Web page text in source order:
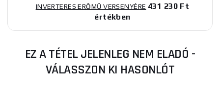
INVERTERES ERŐMŰ VERSENYÉRE 431 230 Ft
értékben
EZ A TÉTEL JELENLEG NEM ELADÓ -
VÁLASSZON KI HASONLÓT